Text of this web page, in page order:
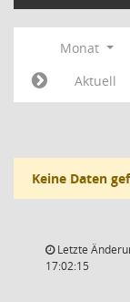
Monat
Aktuell
Keine Daten
Letzte
17:02:15